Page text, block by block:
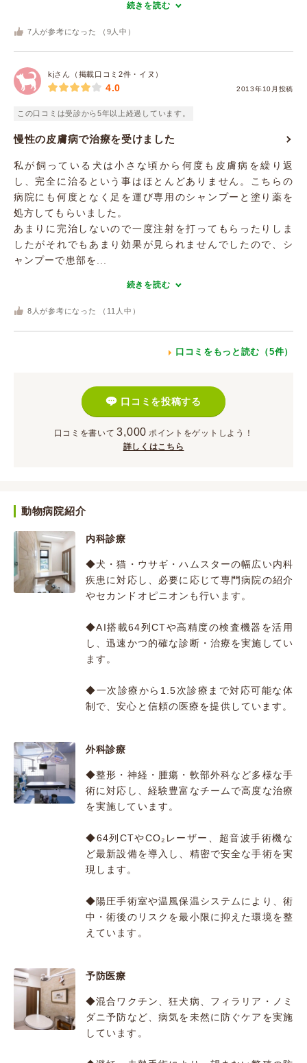
続きを読む
7 人が参考になった （ 9 人中）
kjさん（掲載口コミ2件・イヌ）
2013年10月投稿
4.0
この口コミは受診から5年以上経過しています。
慢性の皮膚病で治療を受けました
私が飼っている犬は小さな頃から何度も皮膚病を繰り返
し、完全に治るという事はほとんどありません。こちらの
病院にも何度となく足を運び専用のシャンプーと塗り薬を
処方してもらいました。
あまりに完治しないので一度注射を打ってもらったりしま
したがそれでもあまり効果が見られませんでしたので、シ
ャンプーで患部を...
続きを読む
8 人が参考になった （ 11 人中）
口コミをもっと読む（5件）
口コミを投稿する
口コミを書いて 3,000 ポイント をゲットしよう！
詳しくはこちら
動物病院紹介
内科診療
◆犬・猫・ウサギ・ハムスターの幅広い内科
疾患に対応し、必要に応じて専門病院の紹介
やセカンドオピニオンも行います。
◆AI搭載64列CTや高精度の検査機器を活用
し、迅速かつ的確な診断・治療を実施してい
ます。
◆一次診療から1.5次診療まで対応可能な体
制で、安心と信頼の医療を提供しています。
外科診療
◆整形・神経・腫瘍・軟部外科など多様な手
術に対応し、経験豊富なチームで高度な治療
を実施しています。
◆64列CTやCO₂レーザー、超音波手術機な
ど最新設備を導入し、精密で安全な手術を実
現します。
◆陽圧手術室や温風保温システムにより、術
中・術後のリスクを最小限に抑えた環境を整
えています。
予防医療
◆混合ワクチン、狂犬病、フィラリア・ノミ
ダニ予防など、病気を未然に防ぐケアを実施
しています。